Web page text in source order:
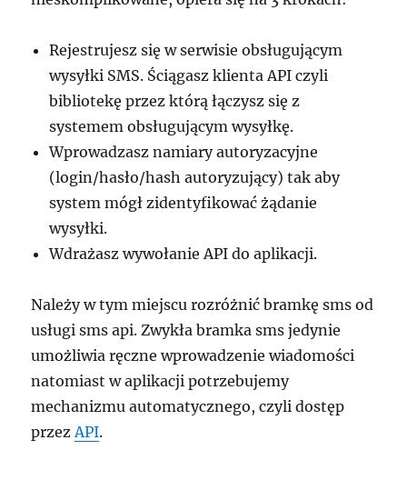
Rejestrujesz się w serwisie obsługującym
wysyłki SMS. Ściągasz klienta API czyli
bibliotekę przez którą łączysz się z
systemem obsługującym wysyłkę.
Wprowadzasz namiary autoryzacyjne
(login/hasło/hash autoryzujący) tak aby
system mógł zidentyfikować żądanie
wysyłki.
Wdrażasz wywołanie API do aplikacji.
Należy w tym miejscu rozróżnić bramkę sms od
usługi sms api. Zwykła bramka sms jedynie
umożliwia ręczne wprowadzenie wiadomości
natomiast w aplikacji potrzebujemy
mechanizmu automatycznego, czyli dostęp
przezAPI.